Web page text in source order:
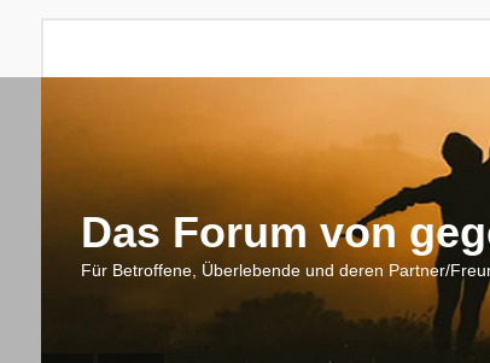
Das Forum von
Für Betroffene, Überlebende und deren Partner/